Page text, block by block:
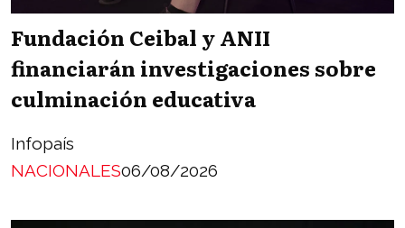
Fundación Ceibal y ANII
financiarán investigaciones sobre
culminación educativa
Infopaís
NACIONALES06/08/2026